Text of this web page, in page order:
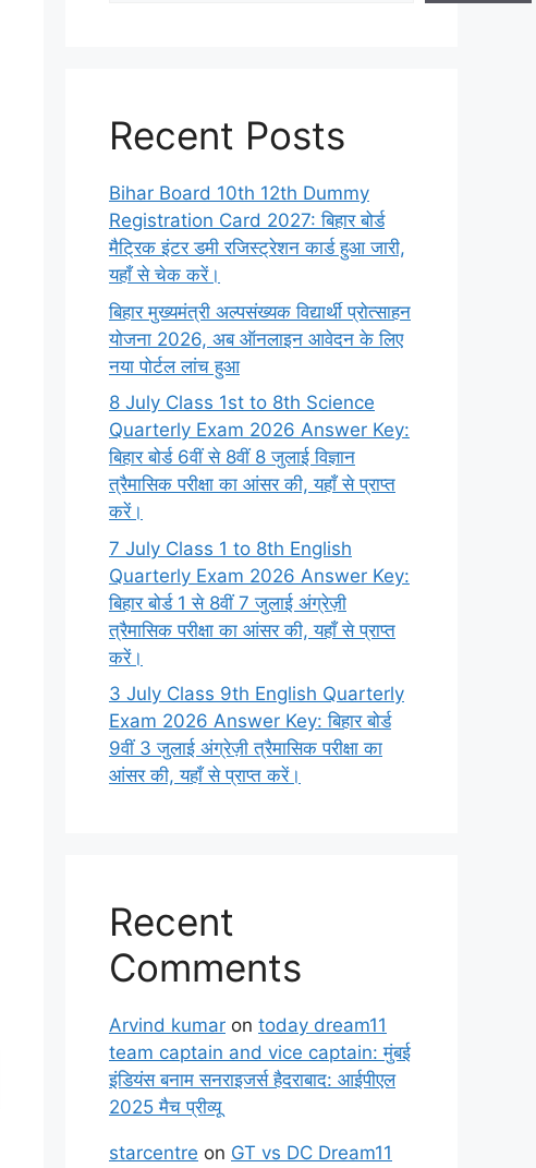
Recent Posts
Bihar Board 10th 12th Dummy
Registration Card 2027: बिहार बोर्ड
मैट्रिक इंटर डमी रजिस्ट्रेशन कार्ड हुआ जारी,
यहाँ से चेक करें।
बिहार मुख्यमंत्री अल्पसंख्यक विद्यार्थी प्रोत्साहन
योजना 2026, अब ऑनलाइन आवेदन के लिए
नया पोर्टल लांच हुआ
8 July Class 1st to 8th Science
Quarterly Exam 2026 Answer Key:
बिहार बोर्ड 6वीं से 8वीं 8 जुलाई विज्ञान
त्रैमासिक परीक्षा का आंसर की, यहाँ से प्राप्त
करें।
7 July Class 1 to 8th English
Quarterly Exam 2026 Answer Key:
बिहार बोर्ड 1 से 8वीं 7 जुलाई अंग्रेज़ी
त्रैमासिक परीक्षा का आंसर की, यहाँ से प्राप्त
करें।
3 July Class 9th English Quarterly
Exam 2026 Answer Key: बिहार बोर्ड
9वीं 3 जुलाई अंग्रेज़ी त्रैमासिक परीक्षा का
आंसर की, यहाँ से प्राप्त करें।
Recent
Comments
Arvind kumar on today dream11
team captain and vice captain: मुंबई
इंडियंस बनाम सनराइजर्स हैदराबाद: आईपीएल
2025 मैच प्रीव्यू
starcentre on GT vs DC Dream11